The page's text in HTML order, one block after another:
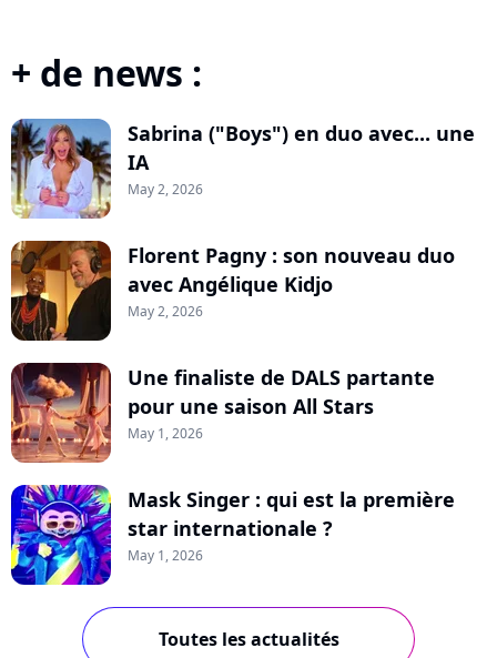
+ de news :
Sabrina ("Boys") en duo avec... une
IA
May 2, 2026
Florent Pagny : son nouveau duo
avec Angélique Kidjo
May 2, 2026
Une finaliste de DALS partante
pour une saison All Stars
May 1, 2026
Mask Singer : qui est la première
star internationale ?
May 1, 2026
Toutes les actualités